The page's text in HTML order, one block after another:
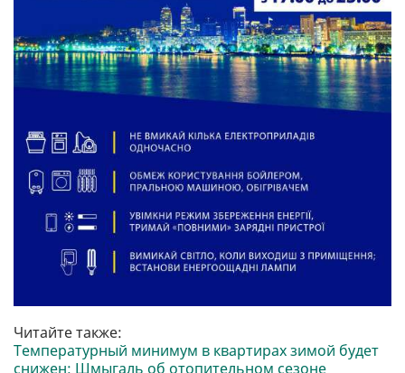
Читайте также:
Температурный минимум в квартирах зимой будет
снижен: Шмыгаль об отопительном сезоне